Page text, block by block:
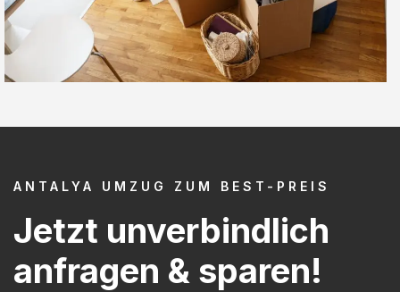
ANTALYA UMZUG ZUM BEST-PREIS
Jetzt unverbindlich
anfragen & sparen!